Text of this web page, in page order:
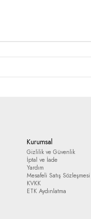
Kurumsal
Gizlilik ve Güvenlik
İptal ve İade
Yardım
Mesafeli Satış Sözleşmesi
KVKK
ETK Aydınlatma